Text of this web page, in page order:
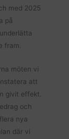
med 2025
på
fram.
möten vi
att
givit effekt.
och
nya
där vi